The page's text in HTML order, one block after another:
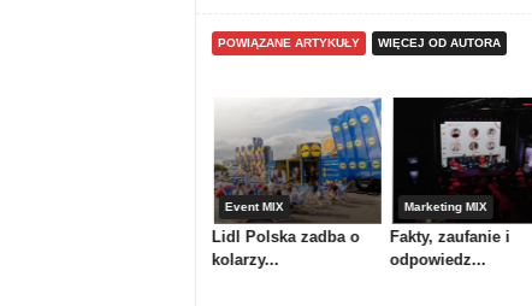
POWIĄZANE ARTYKUŁY WIĘCEJ OD AUTORA
Event MIX
Lidl Polska zadba o
kolarzy...
Marketing MIX
Fakty, zaufanie i
odpowiedz...